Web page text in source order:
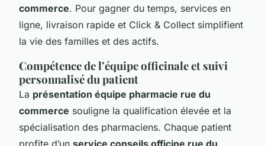
commerce. Pour gagner du temps, services en
ligne, livraison rapide et Click & Collect simplifient
la vie des familles et des actifs.
Compétence de l’équipe officinale et suivi
personnalisé du patient
La présentation équipe pharmacie rue du
commerce souligne la qualification élevée et la
spécialisation des pharmaciens. Chaque patient
profite d’un service conseils officine rue du